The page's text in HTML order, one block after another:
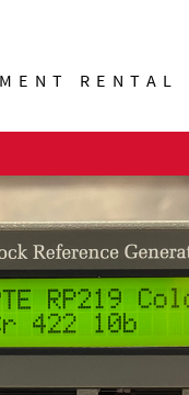
RENTAL